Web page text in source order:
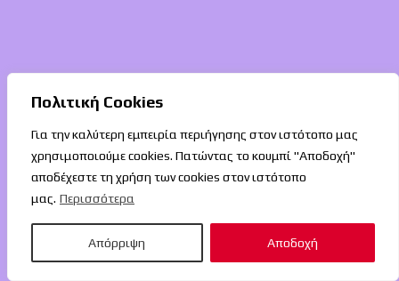
Πολιτική Cookies
Για την καλύτερη εμπειρία περιήγησης στον ιστότοπο μας
χρησιμοποιούμε cookies. Πατώντας το κουμπί "Αποδοχή"
αποδέχεστε τη χρήση των cookies στον ιστότοπο
μας. Περισσότερα
Απόρριψη Αποδοχή